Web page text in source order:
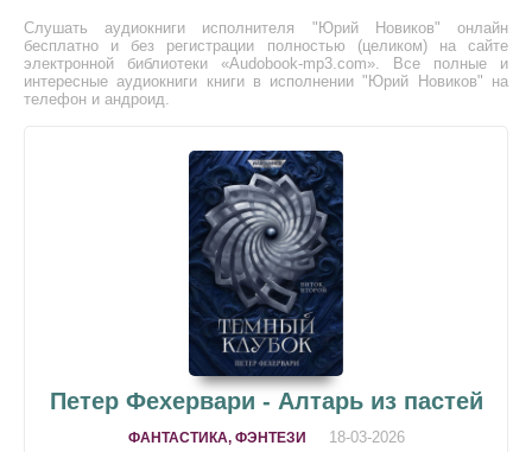
Слушать аудиокниги исполнителя "Юрий Новиков" онлайн
бесплатно и без регистрации полностью (целиком) на сайте
электронной библиотеки «Audobook-mp3.com». Все полные и
интересные аудиокниги книги в исполнении "Юрий Новиков" на
телефон и андроид.
Петер Фехервари - Алтарь из пастей
ФАНТАСТИКА, ФЭНТЕЗИ 18-03-2026